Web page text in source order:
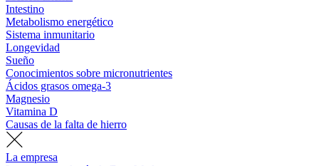
Intestino
Metabolismo energético
Sistema inmunitario
Longevidad
Sueño
Conocimientos sobre micronutrientes
Ácidos grasos omega-3
Magnesio
Vitamina D
Causas de la falta de hierro
La empresa